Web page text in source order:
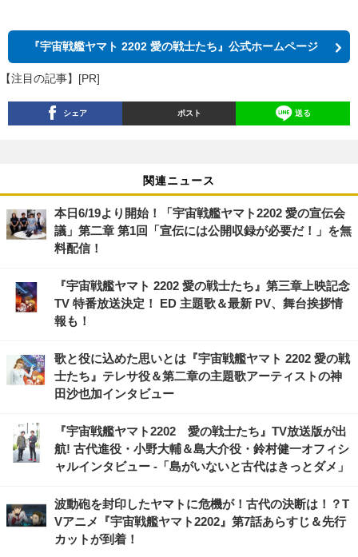
『宇宙戦艦ヤマト 2202 愛の戦士たち』公式ホームページ
【注目の記事】[PR]
シェア ポスト 送る
関連ニュース
本日6/19より開始！「宇宙戦艦ヤマト2202 愛の宣伝会
議」第二章 第1回「宣伝には公開収録が必要だ！」を無
料配信！
『宇宙戦艦ヤマト 2202 愛の戦士たち』第三章上映記念
TV 特番放送決定！ ED 主題歌＆最新 PV、舞台挨拶情
報も！
歌と役に込めた思いとは『宇宙戦艦ヤマト 2202 愛の戦
士たち』テレサ役＆第二章の主題歌アーティストの神
田沙也加インタビュー
『宇宙戦艦ヤマト2202 愛の戦士たち』TV放送版が出
航! 古代進役・小野大輔＆島大介役・鈴村健一オフィシ
ャルインタビュー -「島がいないと古代はきっとダメ」
波動砲を封印したヤマトに危機が！古代の決断は！？T
Vアニメ『宇宙戦艦ヤマト2202』第7話あらすじ＆先行
カットが到着！